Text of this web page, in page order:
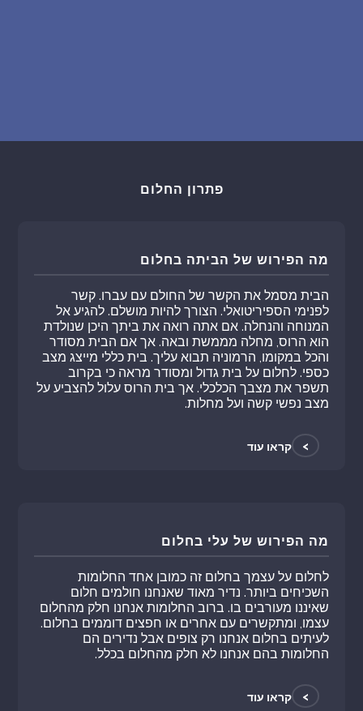
פתרון החלום
מה הפירוש של הביתה בחלום
הבית מסמל את הקשר של החולם עם עברו. קשר
לפנימי הספיריטואלי. הצורך להיות מושלם. להגיע אל
המנוחה והנחלה. אם אתה רואה את ביתך היכן שנולדת
הוא הרוס, מחלה מממשת ובאה. אך אם הבית מסודר
והכל במקומו, הרמוניה תבוא עליך. בית כללי מייצג מצב
כספי. לחלום על בית גדול ומסודר מראה כי בקרוב
תשפר את מצבך הכלכלי. אך בית הרוס עלול להצביע על
מצב נפשי קשה ועל מחלות.
> קראו עוד
מה הפירוש של עלי בחלום
לחלום על עצמך בחלום זה כמובן אחד החלומות
השכיחים ביותר. נדיר מאוד שאנחנו חולמים חלום
שאיננו מעורבים בו. ברוב החלומות אנחנו חלק מהחלום
עצמו, ומתקשרים עם אחרים או חפצים דוממים בחלום.
לעיתים בחלום אנחנו רק צופים אבל נדירים הם
החלומות בהם אנחנו לא חלק מהחלום בכלל.
> קראו עוד